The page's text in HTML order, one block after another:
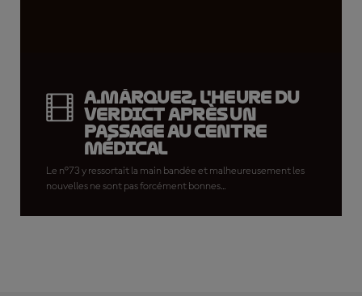
A.Márquez, l'heure du
verdict après un
passage au centre
médical
Le n°73 y ressortait la main bandée et malheureusement les
nouvelles ne sont pas forcément bonnes...